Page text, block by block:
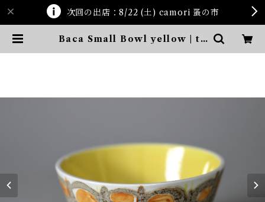
次回の出店：8/22 (土) camori 蚤の市
Baca Small Bowl yellow | te